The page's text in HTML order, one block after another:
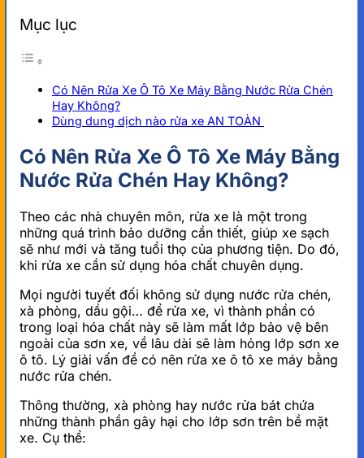
Mục lục
Có Nên Rửa Xe Ô Tô Xe Máy Bằng Nước Rửa Chén
Hay Không?
Dùng dung dịch nào rửa xe AN TOÀN
Có Nên Rửa Xe Ô Tô Xe Máy Bằng
Nước Rửa Chén Hay Không?
Theo các nhà chuyên môn, rửa xe là một trong
những quá trình bảo dưỡng cần thiết, giúp xe sạch
sẽ như mới và tăng tuổi thọ của phương tiện. Do đó,
khi rửa xe cần sử dụng hóa chất chuyên dụng.
Mọi người tuyết đối không sử dụng nước rửa chén,
xà phòng, dầu gội… để rửa xe, vì thành phần có
trong loại hóa chất này sẽ làm mất lớp bảo vệ bên
ngoài của sơn xe, về lâu dài sẽ làm hỏng lớp sơn xe
ô tô. Lý giải vấn đề có nên rửa xe ô tô xe máy bằng
nước rửa chén.
Thông thường, xà phòng hay nước rửa bát chứa
những thành phần gây hại cho lớp sơn trên bề mặt
xe. Cụ thể: